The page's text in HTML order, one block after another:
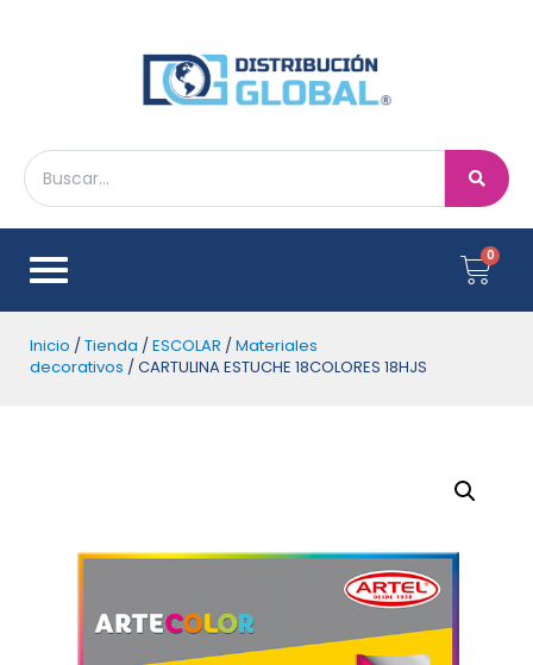
Inicio /Tienda /ESCOLAR /Materiales
decorativos / CARTULINA ESTUCHE 18COLORES 18HJS